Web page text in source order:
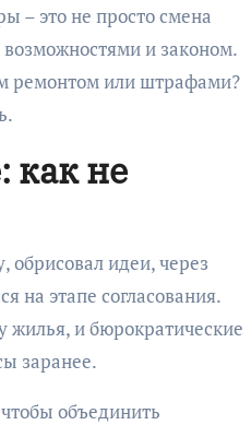
– это не просто смена
и законом.
ремонтом или штрафами?
как не
обрисовал идеи, через
на этапе согласования.
жилья, и бюрократические
заранее.
объединить